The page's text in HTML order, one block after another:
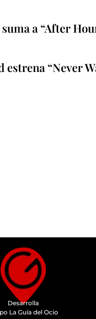
a “After
“Never
Desarrolla
La Guía del Ocio